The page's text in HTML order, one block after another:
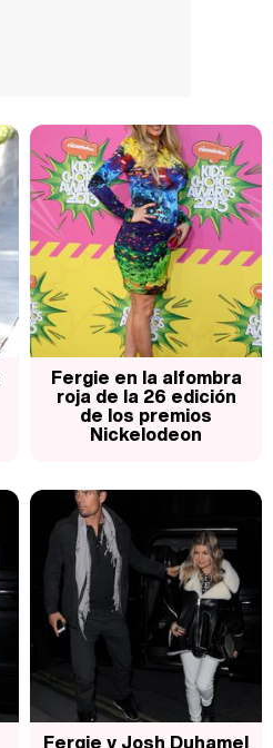
Fergie en la alfombra
roja de la 26 edición
de los premios
Nickelodeon
Fergie y Josh Duhamel